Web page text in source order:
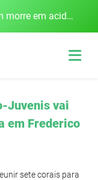
Empresário mantido como refém morre em acidente após assalto em Cerro Largo
Juvenis vai
em Frederico
sete corais para